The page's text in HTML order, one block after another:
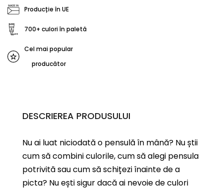
Producție în UE
700+ culori în paletă
Cel mai popular
producător
DESCRIEREA PRODUSULUI
Nu ai luat niciodată o pensulă în mână? Nu știi
cum să combini culorile, cum să alegi pensula
potrivită sau cum să schițezi înainte de a
picta? Nu ești sigur dacă ai nevoie de culori